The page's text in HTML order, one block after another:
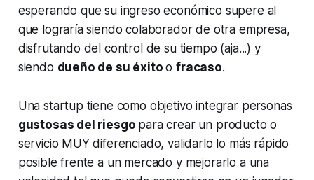
esperando que su ingreso económico supere al
que lograría siendo colaborador de otra empresa,
disfrutando del control de su tiempo (aja...) y
siendo dueño de su éxitoofracaso.
Una startup tiene como objetivo integrar personas
gustosas del riesgo para crear un producto o
servicio MUY diferenciado, validarlo lo más rápido
posible frente a un mercado y mejorarlo a una